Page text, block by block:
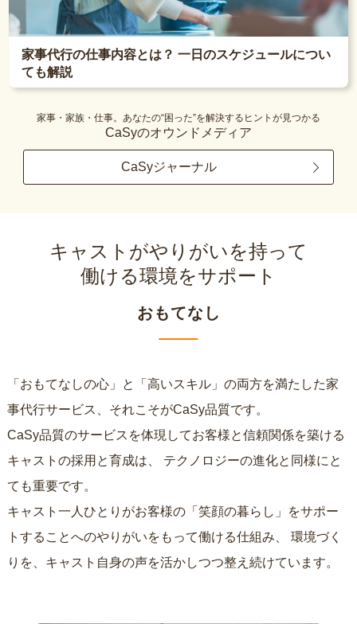
家事代行の仕事内容とは？ 一日のスケジュールについ
ても解説
家事・家族・仕事。あなたの“困った”を解決するヒントが見つかる
CaSyのオウンドメディア
CaSyジャーナル
キャストがやりがいを持って
働ける環境をサポート
おもてなし
「おもてなしの心」と「高いスキル」の両方を満たした家
事代行サービス、それこそがCaSy品質です。
CaSy品質のサービスを体現してお客様と信頼関係を築ける
キャストの採用と育成は、
ても重要です。
キャスト一人ひとりがお客様の「笑顔の暮らし」をサポー
トすることへのやりがいをもって働ける仕組み、
りを、キャスト自身の声を活かしつつ整え続けています。